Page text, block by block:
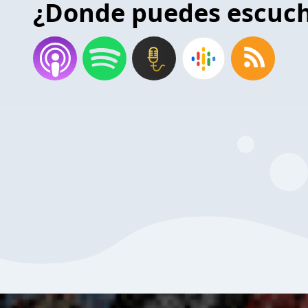
¿Donde puedes